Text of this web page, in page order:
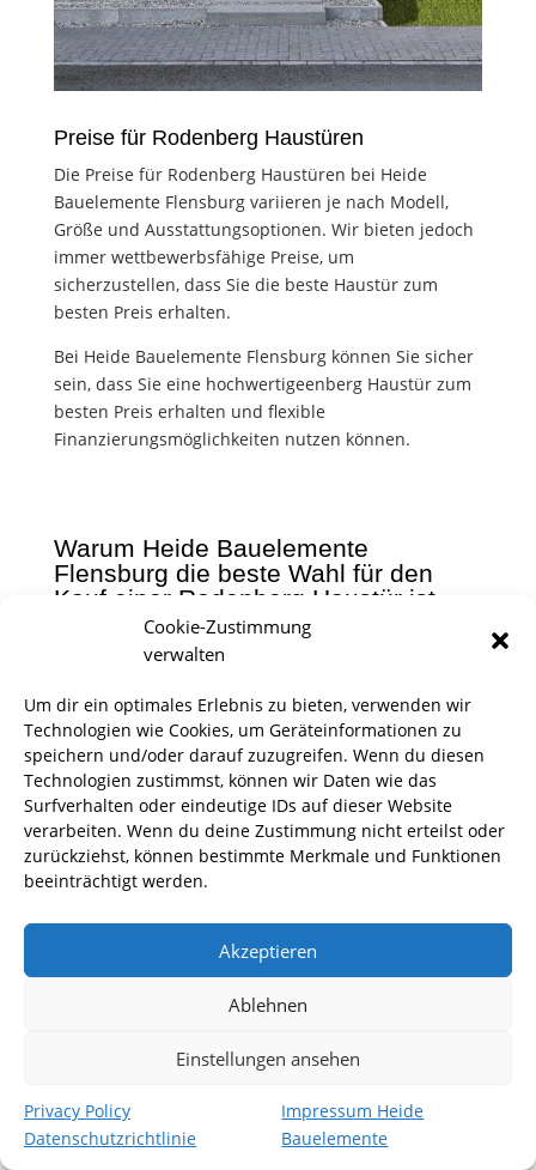
Cookie-Zustimmung
verwalten
Um dir ein optimales Erlebnis zu bieten, verwenden wir
Technologien wie Cookies, um Geräteinformationen zu
speichern und/oder darauf zuzugreifen. Wenn du diesen
Technologien zustimmst, können wir Daten wie das
Surfverhalten oder eindeutige IDs auf dieser Website
verarbeiten. Wenn du deine Zustimmung nicht erteilst oder
zurückziehst, können bestimmte Merkmale und Funktionen
beeinträchtigt werden.
Akzeptieren
Ablehnen
Einstellungen ansehen
Privacy Policy
Datenschutzrichtlinie
Impressum Heide
Bauelemente
Preise für Rodenberg Haustüren
Die Preise für Rodenberg Haustüren bei Heide
Bauelemente Flensburg variieren je nach Modell,
Größe und Ausstattungsoptionen. Wir bieten jedoch
immer wettbewerbsfähige Preise, um
sicherzustellen, dass Sie die beste Haustür zum
besten Preis erhalten.
Bei Heide Bauelemente Flensburg können Sie sicher
sein, dass Sie eine hochwertigeenberg Haustür zum
besten Preis erhalten und flexible
Finanzierungsmöglichkeiten nutzen können.
Warum Heide Bauelemente
Flensburg die beste Wahl für den
Kauf einer Rodenberg Haustür ist
Heide Bauelemente Flensburg ist die beste Wahl für
verschiedenen Gründen:
Große Auswahl: Wir bieten eine breite Palette von
Rodenberg Haustüren in verschiedenen Modellen,
Farben und Ausstattungsoptionen. Bei uns finden
Sie die perfekte Haustür, die zu Ihrem Zuhause
passt.
Hohe Qualität: Unsere Rodenberg Haustüren sind
von hoher Qualität und langlebig. Sie werden aus
verarbeitet, um eine lange Lebensdauer zu
steht Ihnen zur Verfügung, um Ihnen bei der